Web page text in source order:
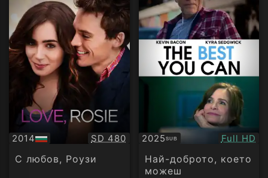
2014
БГ
аудио
Качество:
SD 480
С любов, Роузи
2025SUB
Субтитри Full HD
Най-доброто, което
можеш